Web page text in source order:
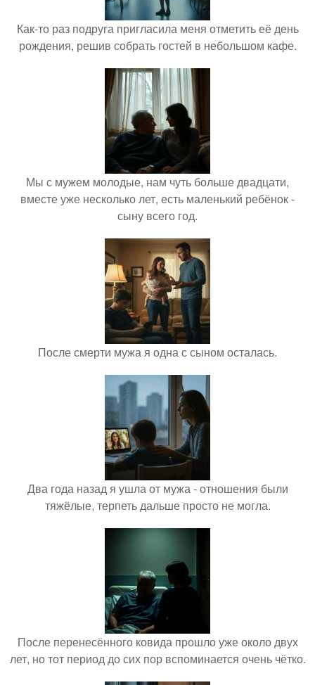
Как-то раз подруга пригласила меня отметить её день
рождения, решив собрать гостей в небольшом кафе.
Мы с мужем молодые, нам чуть больше двадцати,
вместе уже несколько лет, есть маленький ребёнок -
сыну всего год.
После смерти мужа я одна с сыном осталась.
Два года назад я ушла от мужа - отношения были
тяжёлые, терпеть дальше просто не могла.
После перенесённого ковида прошло уже около двух
лет, но тот период до сих пор вспоминается очень чётко.